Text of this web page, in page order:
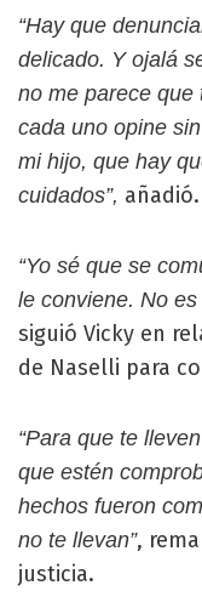
“Hay que
delicado. Y ojalá
no me parece que
cada uno opine
mi hijo, que hay
cuidados”, añadió.
“Yo sé que se
le conviene. No
siguió Vicky en
de Naselli para
“Para que te
que estén
hechos fueron
no te llevan”,
justicia.